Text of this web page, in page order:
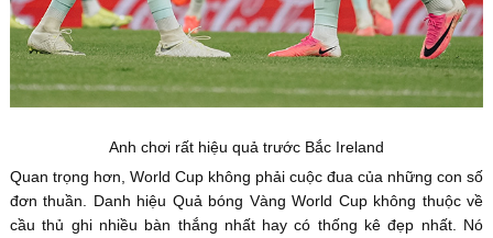
Anh chơi rất hiệu quả trước Bắc Ireland
Quan trọng hơn, World Cup không phải cuộc đua của những con số
đơn thuần. Danh hiệu Quả bóng Vàng World Cup không thuộc về
cầu thủ ghi nhiều bàn thắng nhất hay có thống kê đẹp nhất. Nó